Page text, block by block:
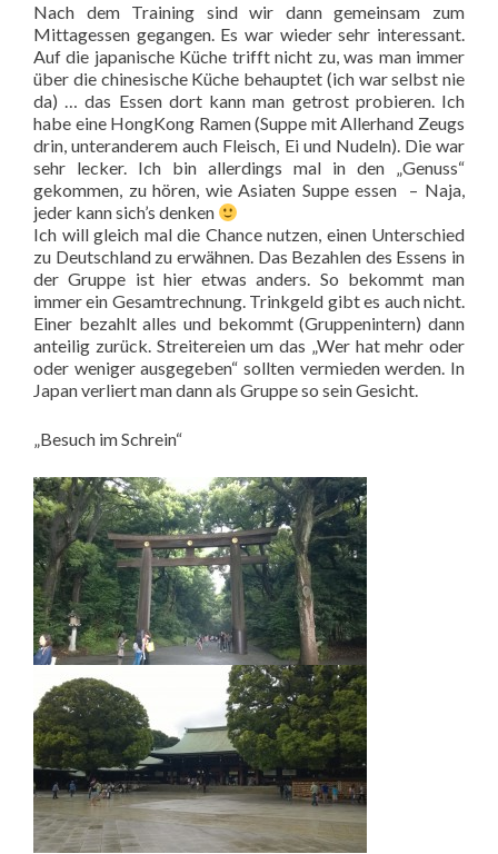
Nach dem Training sind wir dann gemeinsam zum
Mittagessen gegangen. Es war wieder sehr interessant.
Auf die japanische Küche trifft nicht zu, was man immer
über die chinesische Küche behauptet (ich war selbst nie
da) … das Essen dort kann man getrost probieren. Ich
habe eine HongKong Ramen (Suppe mit Allerhand Zeugs
drin, unteranderem auch Fleisch, Ei und Nudeln). Die war
sehr lecker. Ich bin allerdings mal in den „Genuss“
gekommen, zu hören, wie Asiaten Suppe essen – Naja,
jeder kann sich’s denken
Ich will gleich mal die Chance nutzen, einen Unterschied
zu Deutschland zu erwähnen. Das Bezahlen des Essens in
der Gruppe ist hier etwas anders. So bekommt man
immer ein Gesamtrechnung. Trinkgeld gibt es auch nicht.
Einer bezahlt alles und bekommt (Gruppenintern) dann
anteilig zurück. Streitereien um das „Wer hat mehr oder
oder weniger ausgegeben“ sollten vermieden werden. In
Japan verliert man dann als Gruppe so sein Gesicht.
„Besuch im Schrein“